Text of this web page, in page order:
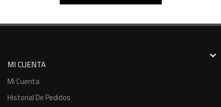
MI CUENTA
Mi Cuenta
Historial De Pedidos